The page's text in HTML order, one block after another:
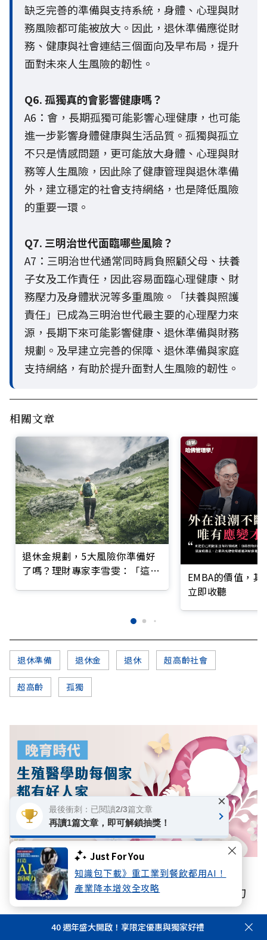
Just For You
知識包下載》重工業到餐飲都用AI！
產業降本增效全攻略
缺乏完善的準備與支持系統，身體、心理與財
務風險都可能被放大。因此，退休準備應從財
務、健康與社會連結三個面向及早布局，提升
面對未來人生風險的韌性。
Q6. 孤獨真的會影響健康嗎？
A6：會，長期孤獨可能影響心理健康，也可能
進一步影響身體健康與生活品質。孤獨與孤立
不只是情感問題，更可能放大身體、心理與財
務等人生風險，因此除了健康管理與退休準備
外，建立穩定的社會支持網絡，也是降低風險
的重要一環。
Q7. 三明治世代面臨哪些風險？
A7：三明治世代通常同時肩負照顧父母、扶養
子女及工作責任，因此容易面臨心理健康、財
務壓力及身體狀況等多重風險。「扶養與照護
責任」已成為三明治世代最主要的心理壓力來
源，長期下來可能影響健康、退休準備與財務
規劃。及早建立完善的保障、退休準備與家庭
支持網絡，有助於提升面對人生風險的韌性。
相關文章
退休金規劃，5大風險你準備好
了嗎？理財專家李雪雯：「這階
EMBA的價值，
立即收聽
退休準備 退休金 退休 超高齡社會
超高齡 孤獨
數位專題
【晚育時代】人工生殖如何搶救高齡生育力
你可能感興趣40 週年盛大開啟！享限定優惠與獨家好禮
最後衝刺：已閱讀2/3篇文章
再讀1篇文章，即可解鎖抽獎！
×